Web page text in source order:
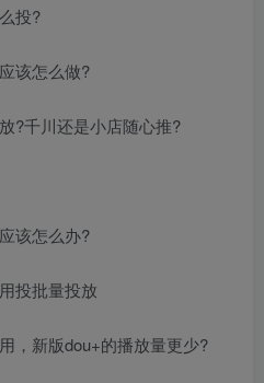
投?
该怎么做?
?千川还是小店随心推?
该怎么办?
投批量投放
，新版dou+的播放量更少?